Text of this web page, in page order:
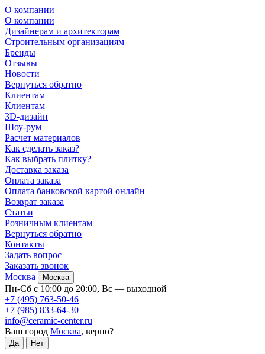
О компании
О компании
Дизайнерам и архитекторам
Строительным организациям
Бренды
Отзывы
Новости
Вернуться обратно
Клиентам
Клиентам
3D-дизайн
Шоу-рум
Расчет материалов
Как сделать заказ?
Как выбрать плитку?
Доставка заказа
Оплата заказа
Оплата банковской картой онлайн
Возврат заказа
Статьи
Розничным клиентам
Вернуться обратно
Контакты
Задать вопрос
Заказать звонок
Москва
Москва
Пн-Сб с 10:00 до 20:00, Вс — выходной
+7 (495) 763-50-46
+7 (985) 833-64-30
info@ceramic-center.ru
Ваш город Москва, верно?
Да Нет